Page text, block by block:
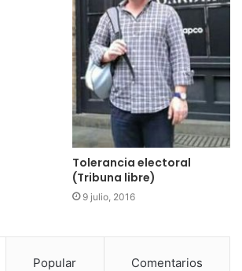
Tolerancia electoral
(Tribuna libre)
9 julio, 2016
Popular Comentarios